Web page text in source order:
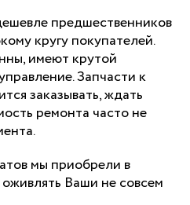
предшественников
кругу покупателей.
имеют крутой
Запчасти к
заказывать, ждать
ремонта часто не
мы приобрели в
Ваши не совсем